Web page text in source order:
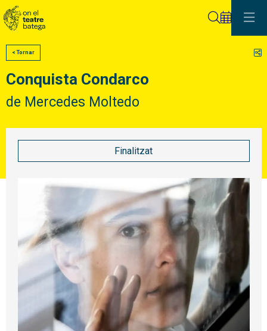
< Tornar
Conquista Condarco
de Mercedes Moltedo
Finalitzat